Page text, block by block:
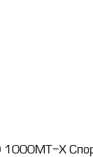
1000MT-X